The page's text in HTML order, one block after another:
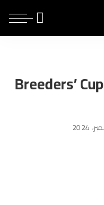
سيراليون تفوز ببطولة Breeders’ Cup